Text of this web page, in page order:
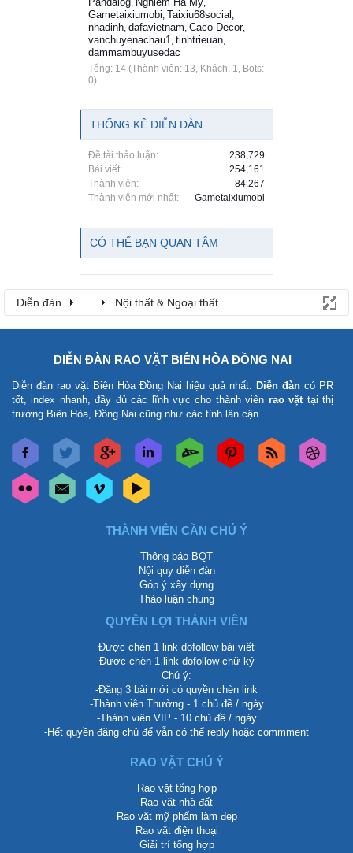
Gametaixiumobi Taixiu68social
nhadinh dafavietnam Caco Decor,
vanchuyenachau1 tinhtrieuan
dammambuyusedac
Tổng: 14 (Thành viên: 13, Khách: 1, Bots:
0)
THỐNG KÊ DIỄN ĐÀN
Đề tài thảo luận:
238,729
Bài viết:
254,161
Thành viên:
84,267
Thành viên mới nhất:
Gametaixiumobi
CÓ THỂ BẠN QUAN TÂM
Diễn đàn Nội thất & Ngoại thất
DIỄN ĐÀN RAO VẶT BIÊN HÒA ĐỒNG NAI
Diễn đàn rao vặt Biên Hòa Đồng Nai hiệu quả nhất. Diễn đàn có PR
tốt, index nhanh, đầy đủ các lĩnh vực cho thành viên rao vặt tại thị
trường Biên Hòa, Đồng Nai cũng như các tỉnh lân cận.
THÀNH VIÊN CẦN CHÚ Ý
Thông báo BQT
Nội quy diễn đàn
Góp ý xây dựng
Thảo luận chung
QUYỀN LỢI THÀNH VIÊN
Được chèn 1 link dofollow bài viết
Được chèn 1 link dofollow chữ ký
Chú ý:
-Đăng 3 bài mới có quyền chèn link
-Thành viên Thường - 1 chủ đề / ngày
-Thành viên VIP - 10 chủ đề / ngày
-Hết quyền đăng chủ để vẫn có thể reply hoặc commment
RAO VẶT CHÚ Ý
Rao vặt tổng hợp
Rao vặt nhà đất
Rao vặt mỹ phẩm làm đẹp
Rao vặt điện thoại
Giải trí tổng hợp